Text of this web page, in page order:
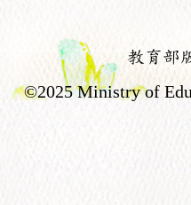
教育部
©2025 Ministry of